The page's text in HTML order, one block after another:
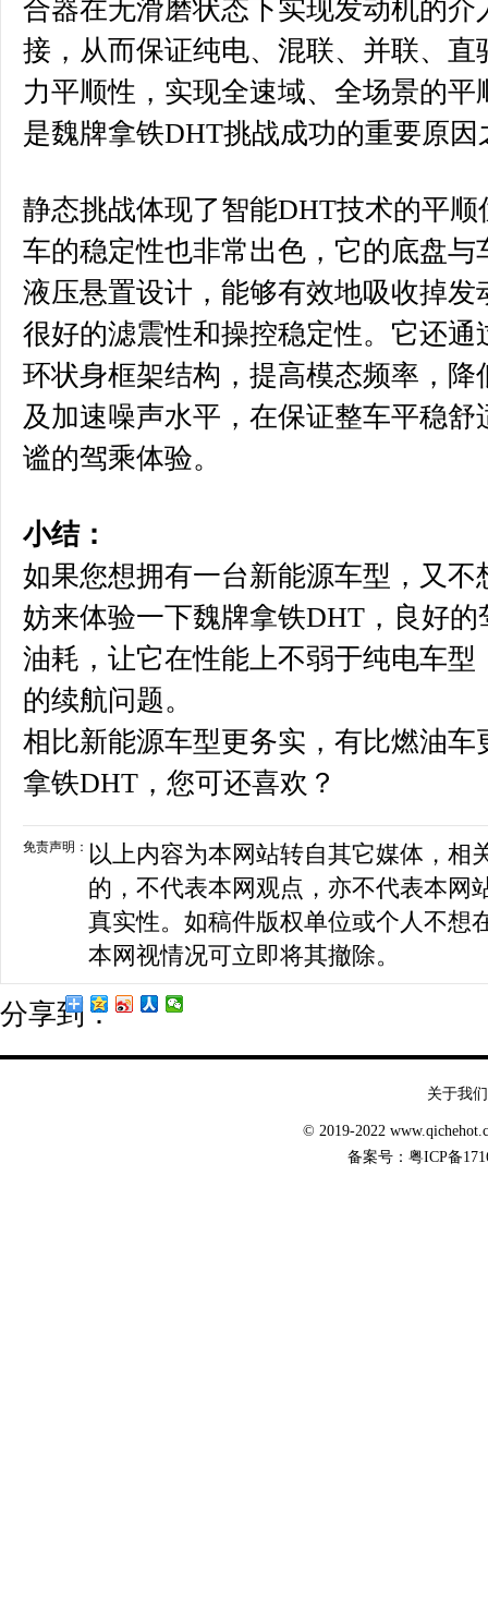
合器在无滑磨状态下实现发动机的介
接，从而保证纯电、混联、并联、
力平顺性，实现全速域、全场景的
是魏牌拿铁DHT挑战成功的重要原因
静态挑战体现了智能DHT技术的平
车的稳定性也非常出色，它的底盘
液压悬置设计，能够有效地吸收掉
很好的滤震性和操控稳定性。它还
环状身框架结构，提高模态频率，
及加速噪声水平，在保证整车平稳
谧的驾乘体验。
小结：
如果您想拥有一台新能源车型，又
妨来体验一下魏牌拿铁DHT，良好
油耗，让它在性能上不弱于纯电车
的续航问题。
相比新能源车型更务实，有比燃油
拿铁DHT，您可还喜欢？
免责声明： 以上内容为本网站转自其它媒体，相
的，不代表本网观点，亦不代表本网
真实性。如稿件版权单位或个人不想
本网视情况可立即将其撤除。
分享到：
关于我们
© 2019-2022
备案号： 粤ICP备